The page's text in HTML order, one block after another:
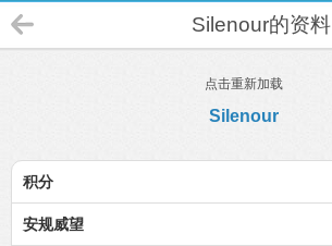
Silenour的资料
点击重新加载
Silenour
积分
安规威望